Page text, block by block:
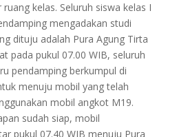
kelas. Seluruh siswa kelas I
mengadakan studi
dituju adalah Pura Agung Tirta
pada pukul 07.00 WIB, seluruh
pendamping berkumpul di
menuju mobil yang telah
mobil angkot M19.
sudah siap, mobil
pukul 07.40 WIB menuju Pura